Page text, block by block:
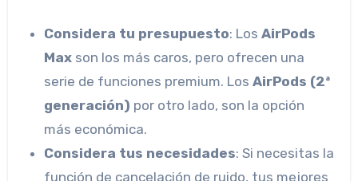
Considera tu presupuesto: LosAirPods
Max son los más caros, pero ofrecen una
serie de funciones premium. LosAirPods (2ª
generación) por otro lado, son la opción
más económica.
Considera tus necesidades: Si necesitas la
función de cancelación de ruido, tus mejores